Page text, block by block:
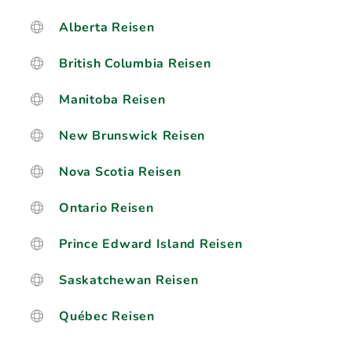
Alberta Reisen
British Columbia Reisen
Manitoba Reisen
New Brunswick Reisen
Nova Scotia Reisen
Ontario Reisen
Prince Edward Island Reisen
Saskatchewan Reisen
Québec Reisen